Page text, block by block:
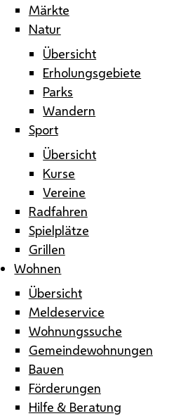
Märkte
Natur
Übersicht
Erholungsgebiete
Parks
Wandern
Sport
Übersicht
Kurse
Vereine
Radfahren
Spielplätze
Grillen
Wohnen
Übersicht
Meldeservice
Wohnungssuche
Gemeindewohnungen
Bauen
Förderungen
Hilfe & Beratung